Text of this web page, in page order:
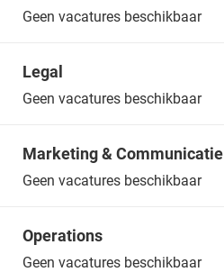
Geen vacatures beschikbaar
Legal
Geen vacatures beschikbaar
Marketing & Communicatie
Geen vacatures beschikbaar
Operations
Geen vacatures beschikbaar